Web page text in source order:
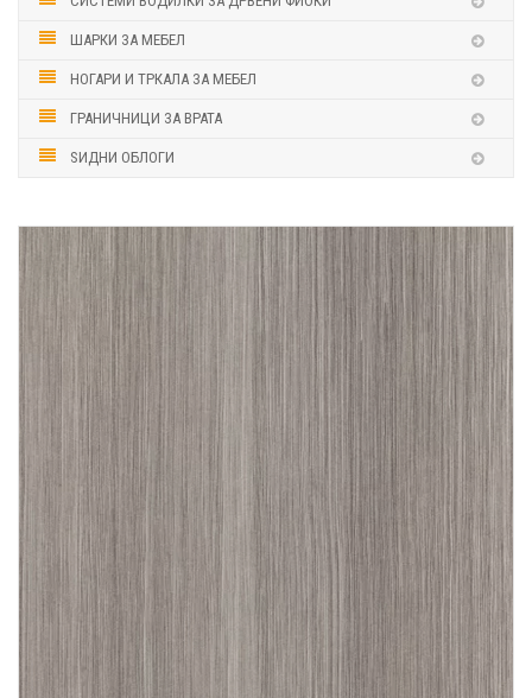
ШАРКИ ЗА МЕБЕЛ
НОГАРИ И ТРКАЛА ЗА МЕБЕЛ
ГРАНИЧНИЦИ ЗА ВРАТА
ЅИДНИ ОБЛОГИ